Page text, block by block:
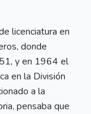
licenciatura en
donde
y en 1964 el
en la División
a la
pensaba que